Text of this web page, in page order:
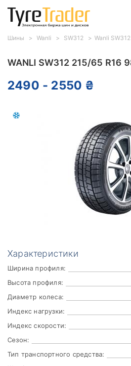
WANLI SW312 215/65 R16
2490 - 2550 ₴
Характеристики
Ширина профиля:
Высота профиля:
Диаметр колеса:
Индекс нагрузки:
Индекс скорости:
Сезон:
Тип транспортного средства:
Шины Wanli SW312 Wanli